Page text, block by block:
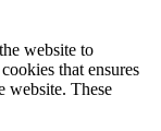
website to
that ensures
website. These